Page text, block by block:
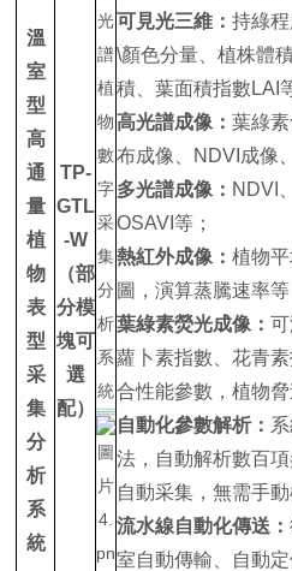
溫
室
型
高
通
量
植
物
表
型
采
集
分
析
系
統
TP-
GTL
-W
（部
分模
塊可
選
配）
可見光三維：持綠
\顏色分量、植株體
積、葉面積指數LAI
高光譜成像：葉綠
布成像、NDVI成像
多光譜成像： NDVI
OSAVI等；
熱紅外成像：植物
圖，演算蒸騰速率等
葉綠素熒光成像：
蘿卜素指數、花青
合性能參數，植物脅
自動化參數解析：
法，自動解析數百
自動采集，無需手動
流水線自動化傳送：
室自動傳輸、自動定